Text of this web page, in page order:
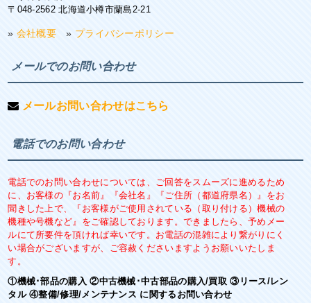
〒048-2562 北海道小樽市蘭島2-21
» 会社概要 » プライバシーポリシー
メールでのお問い合わせ
メールお問い合わせはこちら
電話でのお問い合わせ
電話でのお問い合わせについては、ご回答をスムーズに進めるため
に、お客様の『お名前』『会社名』『ご住所（都道府県名）』をお
聞きした上で、『お客様がご使用されている（取り付ける）機械の
機種や号機など』をご確認しております。できましたら、予めメー
ルにて所要件を頂ければ幸いです。お電話の混雑により繋がりにく
い場合がございますが、ご容赦くださいますようお願いいたしま
す。
①機械･部品の購入 ②中古機械･中古部品の購入/買取 ③リース/レン
タル ④整備/修理/メンテナンス に関するお問い合わせ